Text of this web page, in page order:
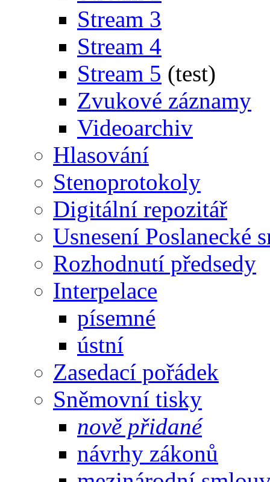
Stream 3
Stream 4
Stream 5 (test)
Zvukové záznamy
Videoarchiv
Hlasování
Stenoprotokoly
Digitální repozitář
Usnesení Poslanecké
Rozhodnutí předsedy
Interpelace
písemné
ústní
Zasedací pořádek
Sněmovní tisky
nově přidané
návrhy zákonů